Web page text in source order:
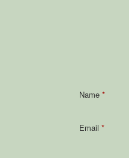
Name *
Email *